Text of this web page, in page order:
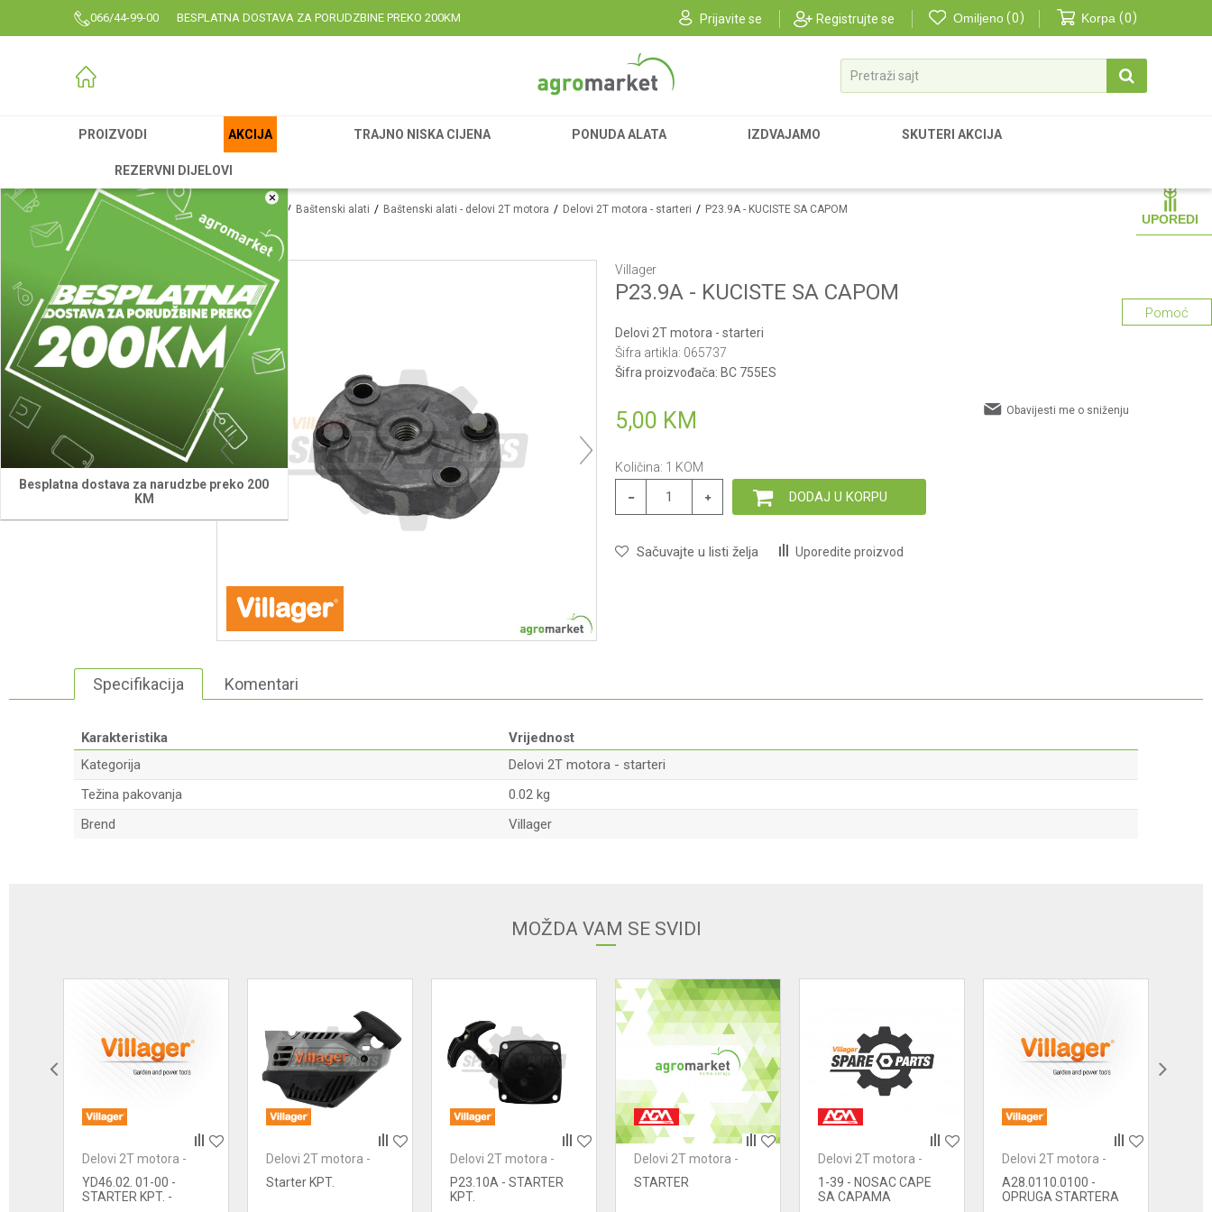
066/44-99-00 BESPLATNA DOSTAVA ZA PORUDZBINE PREKO 200KM Prijavite se Registrujte se Omiljeno 0 Korpa 0
Pretraži sajt
PROIZVODI AKCIJA TRAJNO NISKA CIJENA PONUDA ALATA IZDVAJAMO SKUTERI AKCIJA
REZERVNI DIJELOVI
×
Besplatna dostava za narudzbe preko 200
KM
UPOREDI
Agromarket Proizvodi Baštenski alati Baštenski alati - delovi 2T motora Delovi 2T motora - starteri P23.9A - KUCISTE SA CAPOM
Villager
P23.9A - KUCISTE SA CAPOM
Delovi 2T motora - starteri
Šifra artikla: 065737
Šifra proizvođača: BC 755ES
5,00 KM Obavijesti me o sniženju
Količina: 1 KOM
DODAJ U KORPU
Sačuvajte u listi želja Uporedite proizvod
Pomoć
Specifikacija Komentari
Karakteristika
Vrijednost
Kategorija
Delovi 2T motora - starteri
Težina pakovanja
0.02 kg
Brend
Villager
Anti-spam zaštita - izračunajte koliko je 2 + 3 :
MOŽDA VAM SE SVIDI
Delovi 2T motora -
YD46.02. 01-00 -
STARTER KPT. -
Delovi 2T motora -
Starter KPT.
Delovi 2T motora -
P23.10A - STARTER
KPT.
Delovi 2T motora -
STARTER
Delovi 2T motora -
1-39 - NOSAC CAPE
SA CAPAMA
Delovi 2T motora -
A28.0110.0100 -
OPRUGA STARTERA